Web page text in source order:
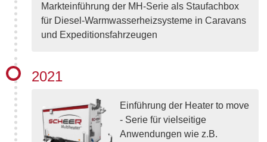
Markteinführung der MH-Serie als Staufachbox
für Diesel-Warmwasserheizsysteme in Caravans
und Expeditionsfahrzeugen
2021
Einführung der Heater to move
- Serie für vielseitige
Anwendungen wie z.B.